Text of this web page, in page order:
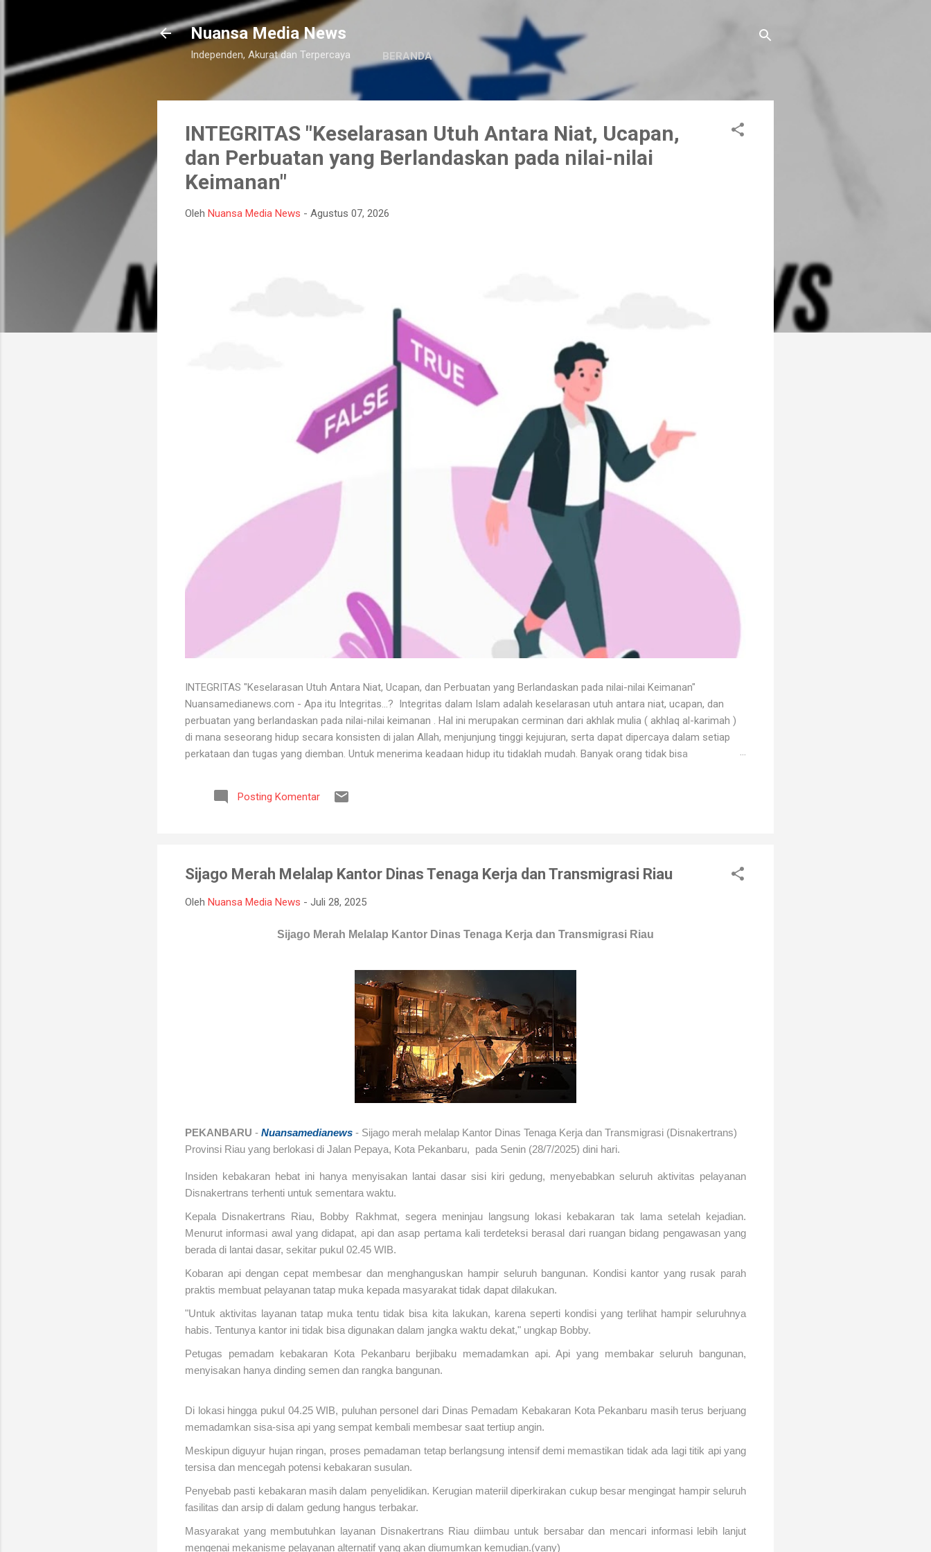
Langsung ke konten utama
Nuansa Media News
Independen, Akurat dan Terpercaya BERANDA
INTEGRITAS "Keselarasan Utuh Antara Niat, Ucapan,
dan Perbuatan yang Berlandaskan pada nilai-nilai
Keimanan"
Oleh Nuansa Media News - Agustus 07, 2026
INTEGRITAS "Keselarasan Utuh Antara Niat, Ucapan, dan Perbuatan yang Berlandaskan pada nilai-nilai Keimanan"
Nuansamedianews.com - Apa itu Integritas...? Integritas dalam Islam adalah keselarasan utuh antara niat, ucapan, dan
perbuatan yang berlandaskan pada nilai-nilai keimanan . Hal ini merupakan cerminan dari akhlak mulia ( akhlaq al-karimah )
di mana seseorang hidup secara konsisten di jalan Allah, menjunjung tinggi kejujuran, serta dapat dipercaya dalam setiap
perkataan dan tugas yang diemban. Untuk menerima keadaan hidup itu tidaklah mudah. Banyak orang tidak bisa
lutut merelakan integritasnya hancur. Padahal telah dipertahankan sekian lama, dan banyak orang menilainya sebagai orang
bersih atau baik. Seorang muslim, iman merupakan landasan penting dalam menjalankan kehidupan. Orang beriman selalu
Posting Komentar
Sijago Merah Melalap Kantor Dinas Tenaga Kerja dan Transmigrasi Riau
Oleh Nuansa Media News - Juli 28, 2025
Sijago Merah Melalap Kantor Dinas Tenaga Kerja dan Transmigrasi Riau
PEKANBARU - Nuansamedianews - Sijago merah melalap Kantor Dinas Tenaga Kerja dan Transmigrasi (Disnakertrans)
Provinsi Riau yang berlokasi di Jalan Pepaya, Kota Pekanbaru, pada Senin (28/7/2025) dini hari.
Insiden kebakaran hebat ini hanya menyisakan lantai dasar sisi kiri gedung, menyebabkan seluruh aktivitas pelayanan
Disnakertrans terhenti untuk sementara waktu.
Kepala Disnakertrans Riau, Bobby Rakhmat, segera meninjau langsung lokasi kebakaran tak lama setelah kejadian.
Menurut informasi awal yang didapat, api dan asap pertama kali terdeteksi berasal dari ruangan bidang pengawasan yang
berada di lantai dasar, sekitar pukul 02.45 WIB.
Kobaran api dengan cepat membesar dan menghanguskan hampir seluruh bangunan. Kondisi kantor yang rusak parah
praktis membuat pelayanan tatap muka kepada masyarakat tidak dapat dilakukan.
"Untuk aktivitas layanan tatap muka tentu tidak bisa kita lakukan, karena seperti kondisi yang terlihat hampir seluruhnya
habis. Tentunya kantor ini tidak bisa digunakan dalam jangka waktu dekat," ungkap Bobby.
Petugas pemadam kebakaran Kota Pekanbaru berjibaku memadamkan api. Api yang membakar seluruh bangunan,
menyisakan hanya dinding semen dan rangka bangunan.
Di lokasi hingga pukul 04.25 WIB, puluhan personel dari Dinas Pemadam Kebakaran Kota Pekanbaru masih terus berjuang
memadamkan sisa-sisa api yang sempat kembali membesar saat tertiup angin.
Meskipun diguyur hujan ringan, proses pemadaman tetap berlangsung intensif demi memastikan tidak ada lagi titik api yang
tersisa dan mencegah potensi kebakaran susulan.
Penyebab pasti kebakaran masih dalam penyelidikan. Kerugian materiil diperkirakan cukup besar mengingat hampir seluruh
fasilitas dan arsip di dalam gedung hangus terbakar.
Masyarakat yang membutuhkan layanan Disnakertrans Riau diimbau untuk bersabar dan mencari informasi lebih lanjut
mengenai mekanisme pelayanan alternatif yang akan diumumkan kemudian.(vany)